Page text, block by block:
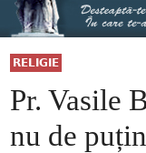
RELIGIE
Pr. Vasile
nu de